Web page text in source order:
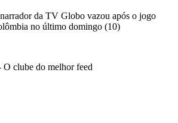
da TV Globo vazou após o jogo
no último domingo (10)
O clube do melhor feed